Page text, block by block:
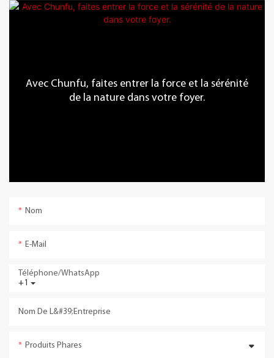
Avec Chunfu, faites entrer la force et la sérénité
de la nature dans votre foyer.
Nom
E-Mail
+1
Téléphone/WhatsApp
Nom De L&#39;entreprise
Produits Phares